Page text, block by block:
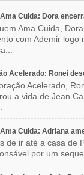
Cuida: Dora
Ama Cuida,
com Ademir logo
Acelerado: Ronei
Acelerado,
a vida de Jean
Cuida: Adriana
de ir até a casa de
por um